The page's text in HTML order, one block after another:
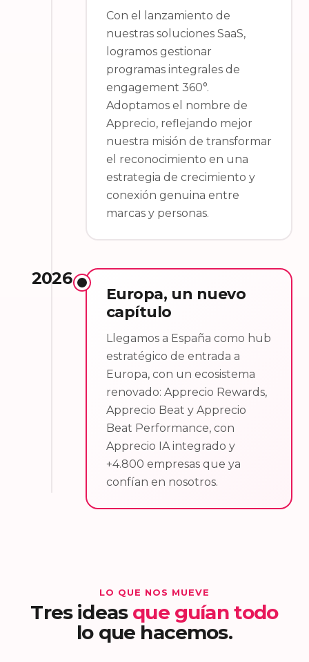
Con el lanzamiento de
nuestras soluciones SaaS,
logramos gestionar
programas integrales de
engagement 360°.
Adoptamos el nombre de
Apprecio, reflejando mejor
nuestra misión de transformar
el reconocimiento en una
estrategia de crecimiento y
conexión genuina entre
marcas y personas.
2026
Europa, un nuevo
capítulo
Llegamos a España como hub
estratégico de entrada a
Europa, con un ecosistema
renovado: Apprecio Rewards,
Apprecio Beat y Apprecio
Beat Performance, con
Apprecio IA integrado y
+4.800 empresas que ya
confían en nosotros.
LO QUE NOS MUEVE
Tres ideas que guían todo
lo que hacemos.